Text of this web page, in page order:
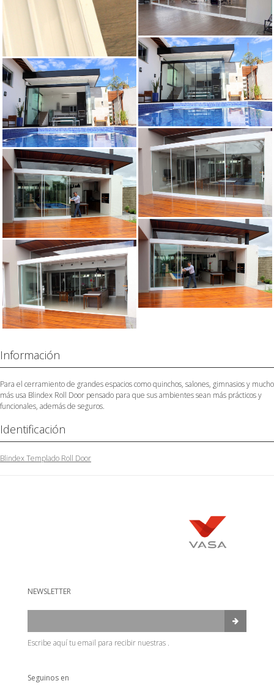
Información
Para el cerramiento de grandes espacios como quinchos, salones, gimnasios y mucho
más usa Blindex Roll Door pensado para que sus ambientes sean más prácticos y
funcionales, además de seguros.
Identificación
Blindex Templado Roll Door
NEWSLETTER
Escribe aquí tu email para recibir nuestras .
Seguinos en